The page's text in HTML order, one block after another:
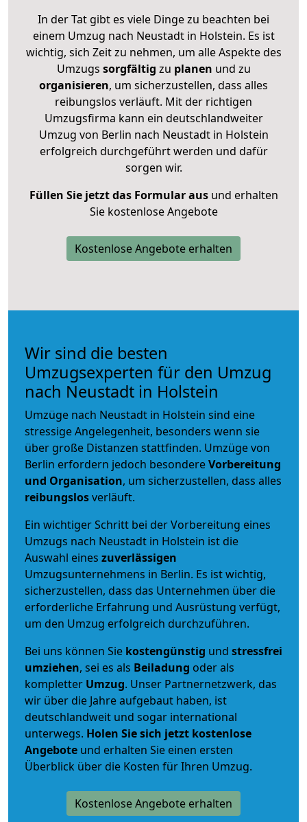
In der Tat gibt es viele Dinge zu beachten bei
einem Umzug nach Neustadt in Holstein. Es ist
wichtig, sich Zeit zu nehmen, um alle Aspekte des
Umzugs sorgfältig zu planen und zu
organisieren, um sicherzustellen, dass alles
reibungslos verläuft. Mit der richtigen
Umzugsfirma kann ein deutschlandweiter
Umzug von Berlin nach Neustadt in Holstein
erfolgreich durchgeführt werden und dafür
sorgen wir.
Füllen Sie jetzt das Formular ausund erhalten
Sie kostenlose Angebote
Kostenlose Angebote erhalten
Wir sind die besten
Umzugsexperten für den Umzug
nach Neustadt in Holstein
Umzüge nach Neustadt in Holstein sind eine
stressige Angelegenheit, besonders wenn sie
über große Distanzen stattfinden. Umzüge von
Berlin erfordern jedoch besondereVorbereitung
und Organisation, um sicherzustellen, dass alles
reibungslosverläuft.
Ein wichtiger Schritt bei der Vorbereitung eines
Umzugs nach Neustadt in Holstein ist die
Auswahl eines zuverlässigen
Umzugsunternehmens in Berlin. Es ist wichtig,
sicherzustellen, dass das Unternehmen über die
erforderliche Erfahrung und Ausrüstung verfügt,
um den Umzug erfolgreich durchzuführen.
Bei uns können Sie kostengünstig und stressfrei
umziehen, sei es als Beiladung oder als
kompletter Umzug. Unser Partnernetzwerk, das
wir über die Jahre aufgebaut haben, ist
deutschlandweit und sogar international
unterwegs. Holen Sie sich jetzt kostenlose
Angebote und erhalten Sie einen ersten
Überblick über die Kosten für Ihren Umzug.
Kostenlose Angebote erhalten